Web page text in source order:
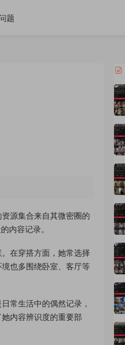
题
源集合来自其微密圈的
内容记录。
在穿搭方面，她常选择
也多围绕卧室、客厅等
常生活中的偶然记录，
内容辨识度的重要部